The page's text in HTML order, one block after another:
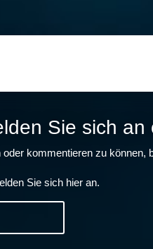
Sie sich
kommentieren zu können,
Sie sich hier an.